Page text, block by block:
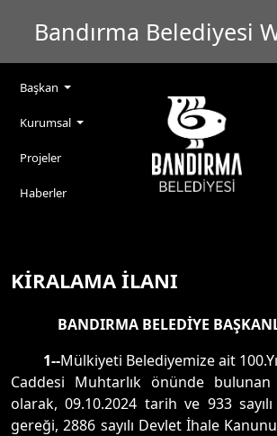
Bandırma Belediyesi
Başkan
Kurumsal
Projeler
Haberler
KİRALAMA İLANI
BANDIRMA BELEDİYE
1--Mülkiyeti Belediyemize ait
Caddesi Muhtarlık önünde
olarak, 09.10.2024 tarih ve 933
gereği, 2886 sayılı Devlet İhale